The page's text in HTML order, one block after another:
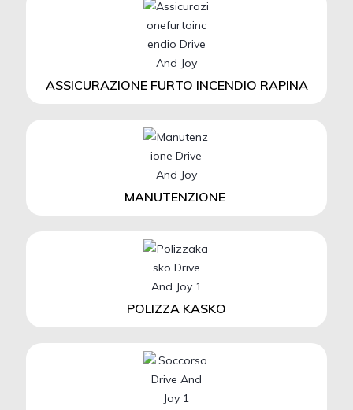
ASSICURAZIONE FURTO INCENDIO RAPINA
MANUTENZIONE
POLIZZA KASKO